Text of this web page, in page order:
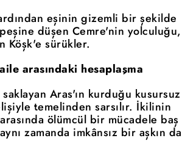
eşinin gizemli bir şekilde
düşen Cemre'nin yolculuğu,
Köşk'e sürükler.
arasındaki hesaplaşma
Aras'ın kurduğu kusursuz
temelinden sarsılır. İkilinin
ölümcül bir mücadele baş
zamanda imkânsız bir aşkın da